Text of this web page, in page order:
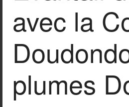
avec la
plumes